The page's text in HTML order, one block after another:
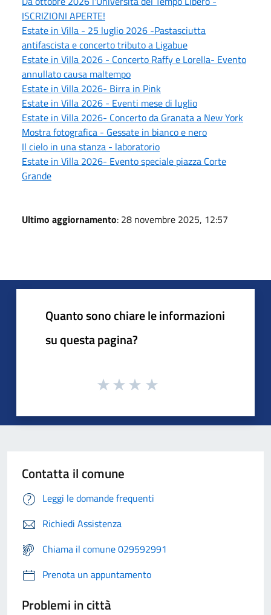
ISCRIZIONI APERTE!
Estate in Villa - 25 luglio 2026 -Pastasciutta
antifascista e concerto tributo a Ligabue
Estate in Villa 2026 - Concerto Raffy e Lorella- Evento
annullato causa maltempo
Estate in Villa 2026- Birra in Pink
Estate in Villa 2026 - Eventi mese di luglio
Estate in Villa 2026- Concerto da Granata a New York
Mostra fotografica - Gessate in bianco e nero
Il cielo in una stanza - laboratorio
Estate in Villa 2026- Evento speciale piazza Corte
Grande
Ultimo aggiornamento: 28 novembre 2025, 12:57
Quanto sono chiare le informazioni
su questa pagina?
Contatta il comune
Leggi le domande frequenti
Richiedi Assistenza
Chiama il comune 029592991
Prenota un appuntamento
Problemi in città